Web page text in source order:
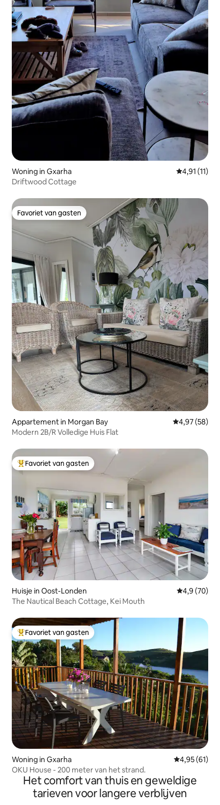
Woning in Gxarha Gemiddelde
4,91 (11)
Driftwood Cottage
Favoriet van gasten
Favoriet van gasten
Appartement in Morgan Bay Gemiddelde
4,97 (58)
Modern 2B/R Volledige Huis Flat
Topfavoriet van gasten
Favoriet van gasten
Huisje in Oost-Londen Gemiddelde
4,9 (70)
The Nautical Beach Cottage, Kei Mouth
Topfavoriet van gasten
Favoriet van gasten
Woning in Gxarha Gemiddelde
4,95 (61)
OKU House - 200 meter van het strand.
Het comfort van thuis en geweldige
tarieven voor langere verblijven